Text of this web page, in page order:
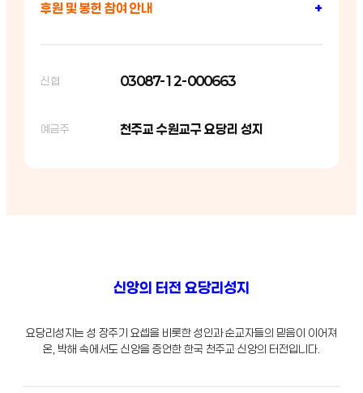
후원 및 봉헌 참여 안내 +
신협 03087-12-000663
예금주 천주교 수원교구 요당리 성지
신앙의 터전 요당리성지
요당리성지는 성 장주기 요셉을 비롯한 성인과 순교자들의 믿음이 이어져
온, 박해 속에서도 신앙을 증언한 한국 천주교 신앙의 터전입니다.